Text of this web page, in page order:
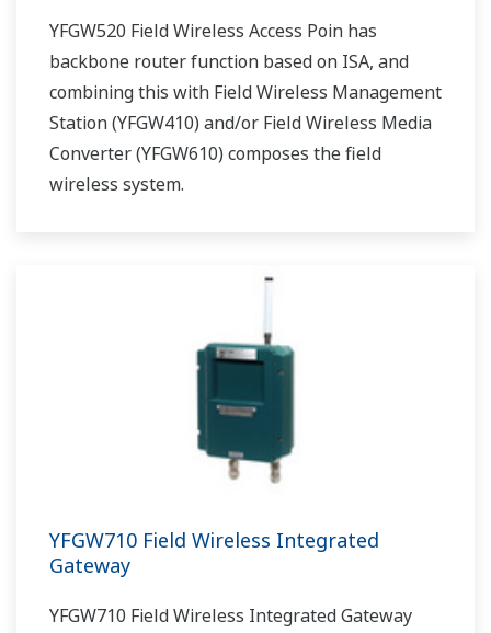
YFGW520 Field Wireless Access Poin has
backbone router function based on ISA, and
combining this with Field Wireless Management
Station (YFGW410) and/or Field Wireless Media
Converter (YFGW610) composes the field
wireless system.
YFGW710 Field Wireless Integrated
Gateway
YFGW710 Field Wireless Integrated Gateway